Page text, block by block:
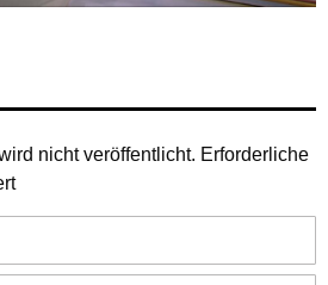
nicht veröffentlicht. Erforderliche